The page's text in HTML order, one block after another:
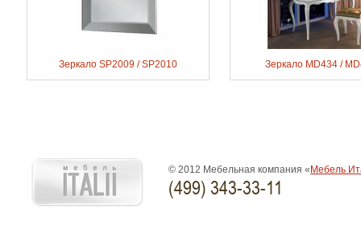
Зеркало SP2009 / SP2010 Зеркало MD434 /
© 2012 Мебельная компания « Мебель
(499) 343-33-11